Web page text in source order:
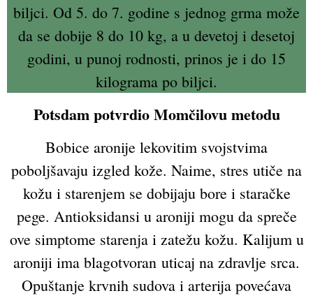
biljci. Od 5. do 7. godine s jednog grma može
da se dobije 8 do 10 kg, a u devetoj i desetoj
godini, u punoj rodnosti, prinos je i do 15
kilograma po biljci.
Potsdam potvrdio Momčilovu metodu
Bobice aronije lekovitim svojstvima
poboljšavaju izgled kože. Naime, stres utiče na
kožu i starenjem se dobijaju bore i staračke
pege. Antioksidansi u aroniji mogu da spreče
ove simptome starenja i zatežu kožu. Kalijum u
aroniji ima blagotvoran uticaj na zdravlje srca.
Opuštanje krvnih sudova i arterija povećava